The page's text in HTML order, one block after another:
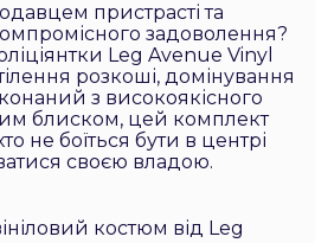
пристрасті та
задоволення?
Leg Avenue Vinyl
розкоші, домінування
з високоякісного
блиском, цей комплект
не боїться бути в центрі
своєю владою.
костюм від Leg